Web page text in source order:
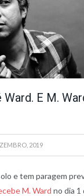
Ward. E M.
2019
e tem paragem
M. Ward no dia 1